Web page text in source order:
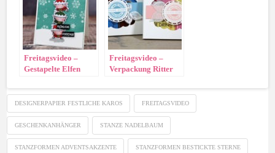
Freitagsvideo –
Gestapelte Elfen
Freitagsvideo –
Verpackung Ritter
DESIGNERPAPIER FESTLICHE KAROS FREITAGSVIDEO
GESCHENKANHÄNGER STANZE NADELBAUM
STANZFORMEN ADVENTSAKZENTE STANZFORMEN BESTICKTE STERNE